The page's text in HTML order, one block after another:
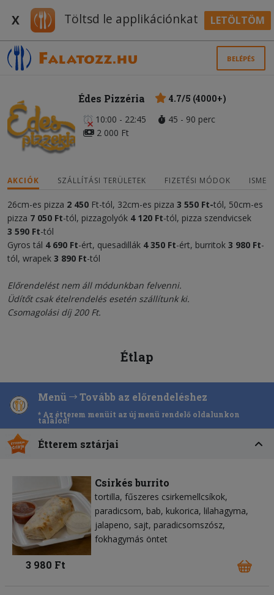
X Töltsd le applikációnkat LETÖLTÖM
BELÉPÉS
Édes Pizzéria
4.7/5 (4000+)
10:00 - 22:45
45 - 90 perc
2 000 Ft
AKCIÓK SZÁLLÍTÁSI TERÜLETEK FIZETÉSI MÓDOK
26cm-es pizza 2 450 Ft-tól, 32cm-es pizza 3 550 Ft-tól, 50cm-es
pizza 7 050 Ft-tól, pizzagolyók 4 120 Ft-tól, pizza szendvicsek
3 590 Ft-tól
Gyros tál 4 690 Ft-ért, quesadillák 4350 Ft-ért, burritok 3 980 Ft-
tól, wrapek 3 890 Ft-tól
Előrendelést nem áll módunkban felvenni.
Üdítőt csak ételrendelés esetén szállítunk ki.
Csomagolási díj 200 Ft.
Étlap
Menü Tovább az előrendeléshez
* Az étterem menüit az új menü rendelő oldalunkon
találod!
Étterem sztárjai
Csirkés burrito
tortilla fűszeres csirkemellcsíkok
paradicsom bab kukorica lilahagyma
jalapeno sajt paradicsomszósz
fokhagymás öntet
3 980 Ft